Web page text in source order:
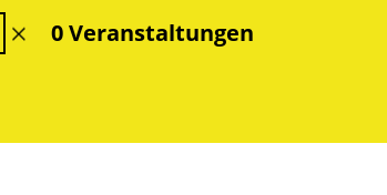
Filter0 Veranstaltungen